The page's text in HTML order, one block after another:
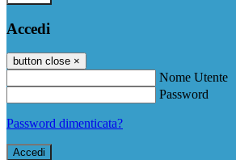
Accedi
button close ×
Nome Utente
Password
Password dimenticata?